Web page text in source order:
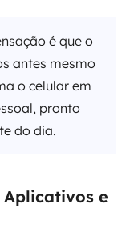
é que o
antes mesmo
o celular em
pronto
do dia.
e